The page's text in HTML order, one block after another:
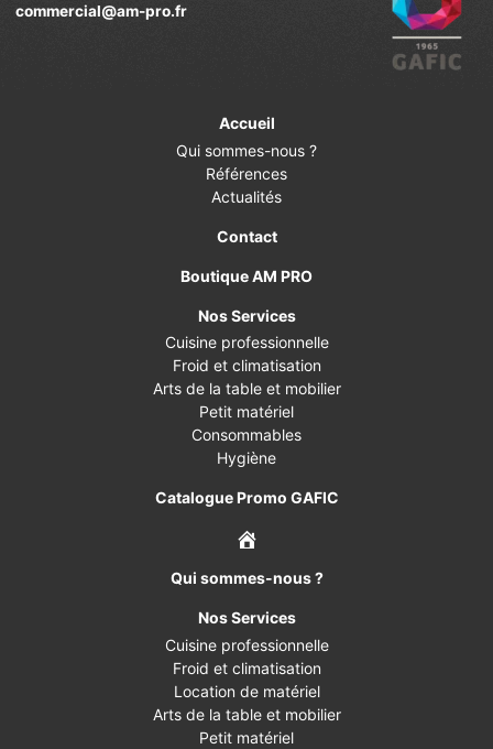
commercial@am-pro.fr
Accueil
Qui sommes-nous ?
Références
Actualités
Contact
Boutique AM PRO
Nos Services
Cuisine professionnelle
Froid et climatisation
Arts de la table et mobilier
Petit matériel
Consommables
Hygiène
Catalogue Promo GAFIC
Qui sommes-nous ?
Nos Services
Cuisine professionnelle
Froid et climatisation
Location de matériel
Arts de la table et mobilier
Petit matériel